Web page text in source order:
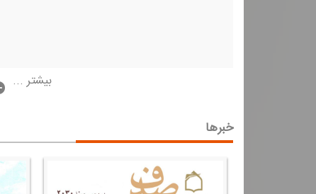
بیشتر ...
خبرها